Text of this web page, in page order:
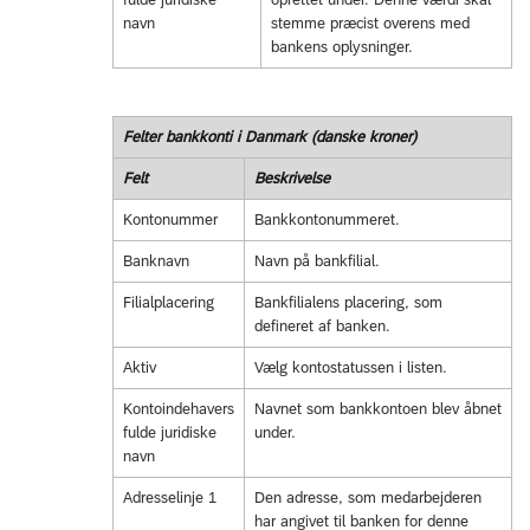
navn
stemme præcist overens med
bankens oplysninger.
Felter bankkonti i Danmark (danske kroner)
Felt Beskrivelse
Kontonummer Bankkontonummeret.
Banknavn Navn på bankfilial.
Filialplacering
Bankfilialens placering, som
defineret af banken.
Aktiv Vælg kontostatussen i listen.
Kontoindehavers
fulde juridiske
navn
Navnet som bankkontoen blev åbnet
under.
Adresselinje 1
Den adresse, som medarbejderen
har angivet til banken for denne